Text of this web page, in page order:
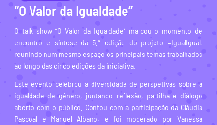
“O Valor da Igualdade”
O talk show “O Valor da Igualdade” marcou o momento de
encontro e síntese da 5.ª edição do projeto =IgualIgual,
reunindo num mesmo espaço os principais temas trabalhados
ao longo das cinco edições da iniciativa.
Este evento celebrou a diversidade de perspetivas sobre a
igualdade de género, juntando reflexão, partilha e diálogo
aberto com o público. Contou com a participação da Cláudia
Pascoal e Manuel Albano, e foi moderado por Vanessa